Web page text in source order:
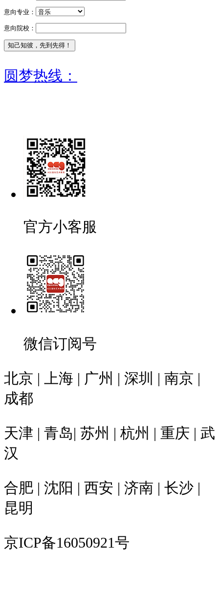
意向专业：
意向院校：
圆梦热线：
官方小客服
微信订阅号
北京 | 上海 | 广州 | 深圳 | 南京 |
成都
天津 | 青岛| 苏州 | 杭州 | 重庆 | 武
汉
合肥 | 沈阳 | 西安 | 济南 | 长沙 |
昆明
京ICP备16050921号